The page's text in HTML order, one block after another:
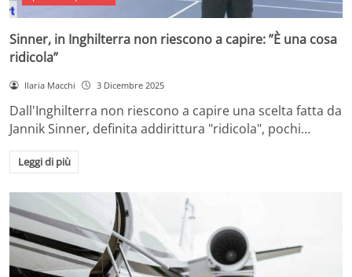
Sinner, in Inghilterra non riescono a capire: ”È una cosa
ridicola”
Ilaria Macchi 3 Dicembre 2025
Dall'Inghilterra non riescono a capire una scelta fatta da
Jannik Sinner, definita addirittura "ridicola", pochi…
Leggi di più